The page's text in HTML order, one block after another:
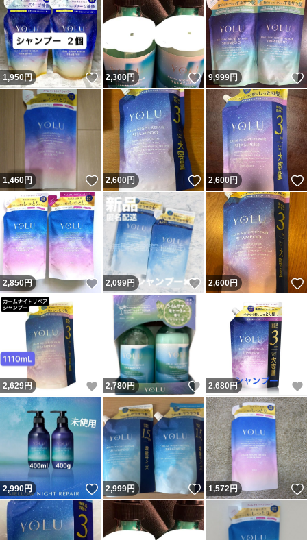
1,950円 いいね！
2,300円 いいね！
9,999円
1,460円 いいね！
2,600 円 いいね！
2,600円
2,850円 いいね！
2,099円 いいね！
2,600円
2,629円 いいね！
2,780円 いいね！
2,680 円
2,990円 いいね！
2,999円 いいね！
1,572円